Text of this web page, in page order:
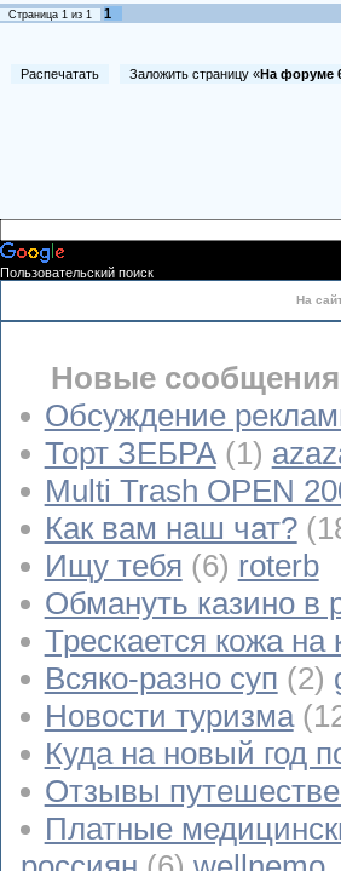
Страница 1 из 1 1
Распечатать Заложить страницу «На форуме
Пользовательский поиск
На
Новые сообщения
Обсуждение
Торт ЗЕБРА (1)
Multi Trash OPEN
Как вам наш чат?
Ищу тебя (6) roterb
Обмануть казино в
Трескается кожа на
Всяко-разно суп (2)
Новости туризма
Куда на новый год
Отзывы
Платные